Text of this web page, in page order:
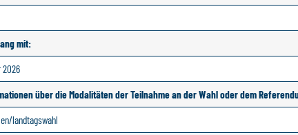
mit:
2026
über die Modalitäten der Teilnahme an der Wahl oder dem
landtagswahl